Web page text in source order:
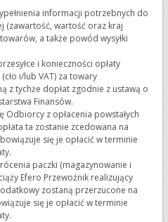
informacji potrzebnych do
(zawartość, wartość oraz kraj
a także powód wysyłki
i konieczności opłaty
i/lub VAT) za towary
z tychże dopłat zgodnie z ustawą o
Finansów.
Odbiorcy z opłacenia powstałych
ta zostanie zcedowana na
się je opłacić w terminie
paczki (magazynowanie i
Efero Przewoźnik realizujący
zostaną przerzucone na
się je opłacić w terminie